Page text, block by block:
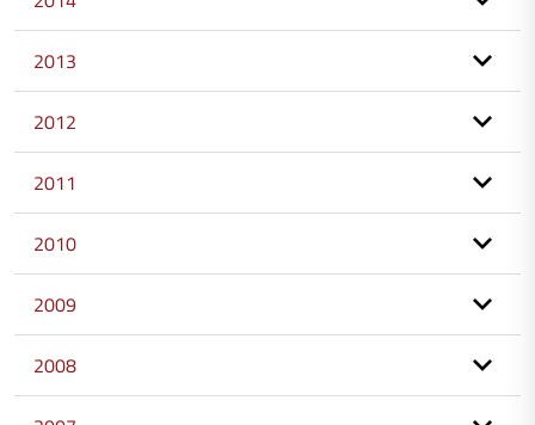
2013
2012
2011
2010
2009
2008